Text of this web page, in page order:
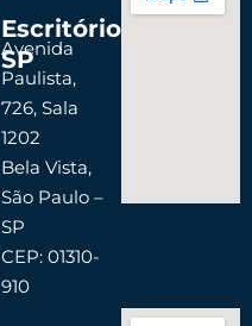
Escritório
SP
Avenida
Paulista,
726, Sala
1202
Bela Vista,
São Paulo –
SP
CEP: 01310-
910